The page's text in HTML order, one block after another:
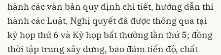
hành các văn bản quy định chi tiết, hướng dẫn thi
hành các Luật, Nghị quyết đã được thông qua tại
kỳ họp thứ 6 và Kỳ họp bất thường lần thứ 5; đồng
thời tập trung xây dựng, bảo đảm tiến độ, chất